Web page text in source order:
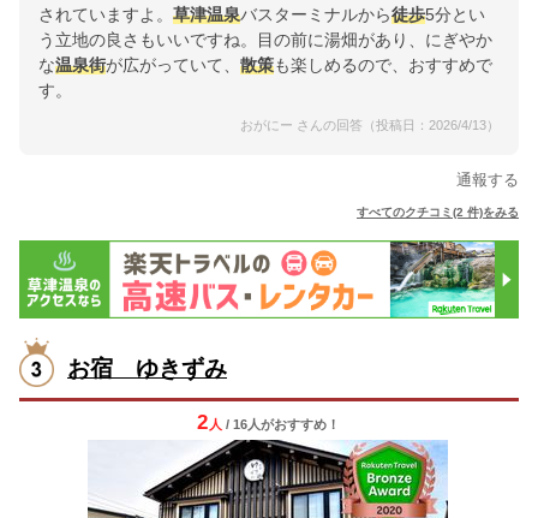
されていますよ。 草津温泉バスターミナルから徒歩5分とい
う立地の良さもいいですね。目の前に湯畑があり、にぎやか
な温泉街が広がっていて、 散策も楽しめるので、おすすめで
す。
おがにー さんの回答（投稿日：2026/4/13）
通報する
すべてのクチコミ(2 件)をみる
お宿 ゆきずみ
2 人 / 16人がおすすめ！